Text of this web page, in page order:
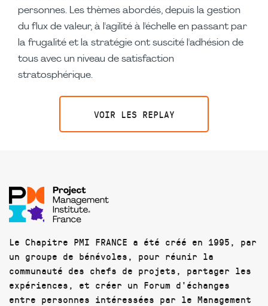
personnes. Les thèmes abordés, depuis la gestion
du flux de valeur, à l'agilité à l'échelle en passant par
la frugalité et la stratégie ont suscité l'adhésion de
tous avec un niveau de satisfaction
stratosphérique.
VOIR LES REPLAY
Le Chapitre PMI FRANCE a été créé en 1995, par
un groupe de bénévoles, pour réunir la
communauté des chefs de projets, partager les
expériences, et créer un Forum d'échanges
entre personnes intéressées par le Management